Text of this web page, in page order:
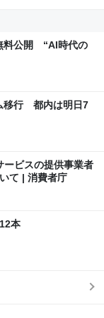
料公開 “AI時代の
移行 都内は明日7
ービスの提供事業者
て | 消費者庁
本